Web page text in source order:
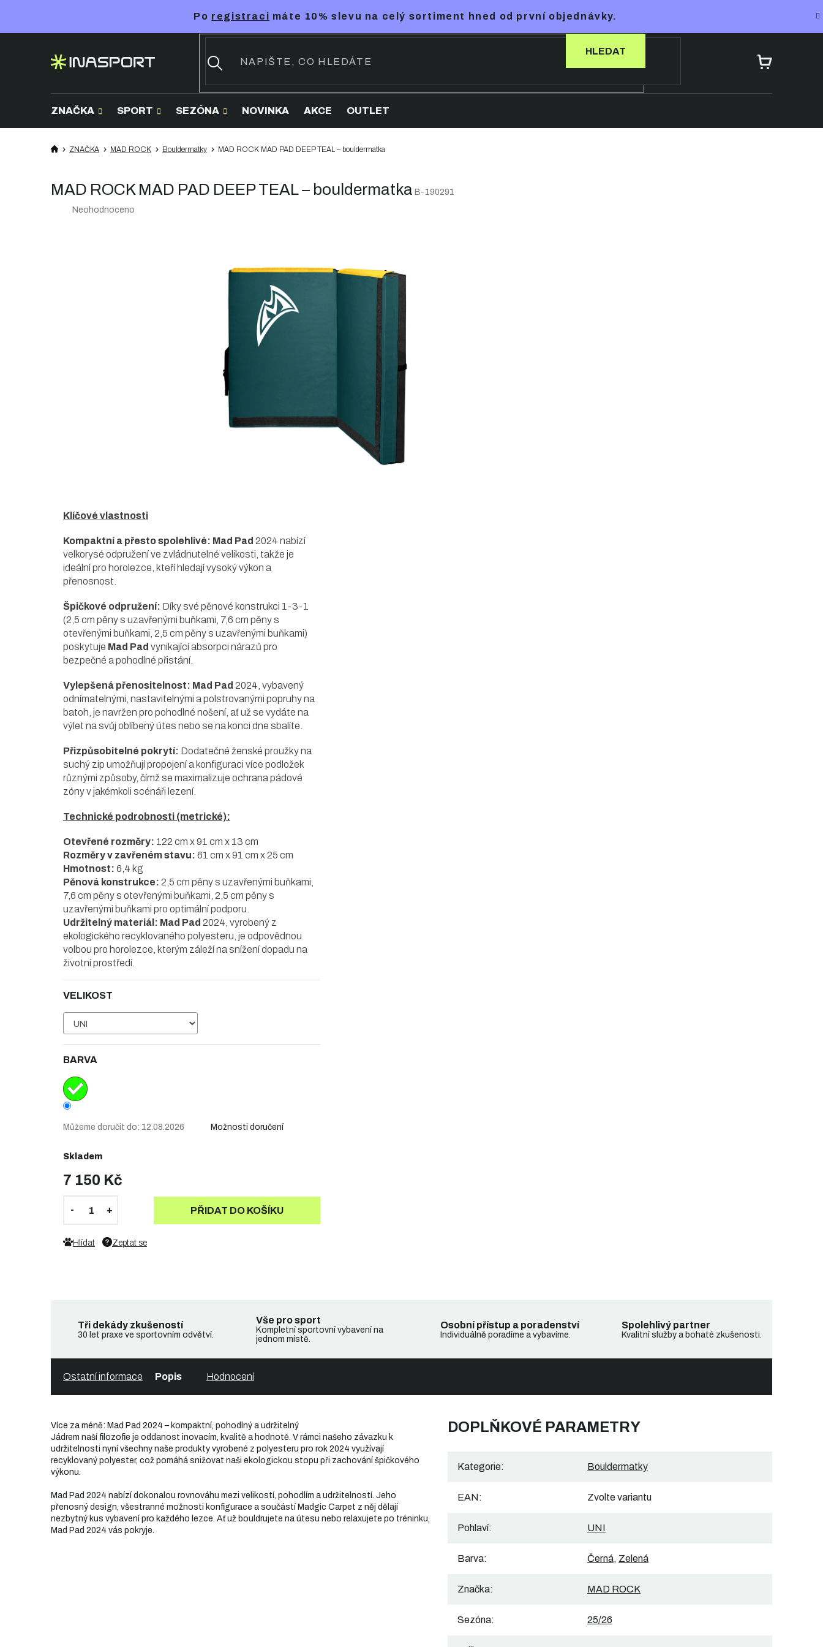
Po registraci máte 10% slevu na celý sortiment hned od první objednávky.
HLEDAT
NÁKUPNÍ
ZNAČKA SPORT SEZÓNA NOVINKA AKCE OUTLET
ZNAČKA MAD ROCK Bouldermatky MAD ROCK MAD PAD DEEP TEAL – bouldermatka
MAD ROCK MAD PAD DEEP TEAL – bouldermatka B-190291
Průměrné
Neohodnoceno
7 150 Kč
Skladem
VELIKOST
BARVA
Můžeme doručit do: 12.08.2026 Možnosti doručení
PŘIDAT DO KOŠÍKU
Klíčové vlastnosti
Kompaktní a přesto spolehlivé: Mad Pad 2024 nabízí
velkorysé odpružení ve zvládnutelné velikosti, takže je
ideální pro horolezce, kteří hledají vysoký výkon a
přenosnost.
Špičkové odpružení: Díky své pěnové konstrukci 1-3-1
(2,5 cm pěny s uzavřenými buňkami, 7,6 cm pěny s
otevřenými buňkami, 2,5 cm pěny s uzavřenými buňkami)
poskytuje Mad Pad vynikající absorpci nárazů pro
bezpečné a pohodlné přistání.
Vylepšená přenositelnost: Mad Pad 2024, vybavený
odnímatelnými, nastavitelnými a polstrovanými popruhy na
batoh, je navržen pro pohodlné nošení, ať už se vydáte na
výlet na svůj oblíbený útes nebo se na konci dne sbalíte.
Přizpůsobitelné pokrytí: Dodatečné ženské proužky na
suchý zip umožňují propojení a konfiguraci více podložek
různými způsoby, čímž se maximalizuje ochrana pádové
zóny v jakémkoli scénáři lezení.
Technické podrobnosti (metrické):
Otevřené rozměry: 122 cm x 91 cm x 13 cm
Rozměry v zavřeném stavu: 61 cm x 91 cm x 25 cm
Hmotnost: 6,4 kg
Pěnová konstrukce: 2,5 cm pěny s uzavřenými buňkami,
7,6 cm pěny s otevřenými buňkami, 2,5 cm pěny s
uzavřenými buňkami pro optimální podporu.
Udržitelný materiál: Mad Pad 2024, vyrobený z
ekologického recyklovaného polyesteru, je odpovědnou
volbou pro horolezce, kterým záleží na snížení dopadu na
životní prostředí.
Zeptat se
Hlídat
Tři dekády zkušeností
30 let praxe ve sportovním odvětví.
Vše pro sport
Kompletní sportovní vybavení na
jednom místě.
Osobní přístup a poradenství
Individuálně poradíme a vybavíme.
Spolehlivý partner
Kvalitní služby a bohaté zkušenosti.
Popis Hodnocení
Ostatní informace
Více za méně: Mad Pad 2024 – kompaktní, pohodlný a udržitelný
Jádrem naší filozofie je oddanost inovacím, kvalitě a hodnotě. V rámci našeho závazku k
udržitelnosti nyní všechny naše produkty vyrobené z polyesteru pro rok 2024 využívají
recyklovaný polyester, což pomáhá snižovat naši ekologickou stopu při zachování špičkového
výkonu.
Mad Pad 2024 nabízí dokonalou rovnováhu mezi velikostí, pohodlím a udržitelností. Jeho
přenosný design, všestranné možnosti konfigurace a součástí Madgic Carpet z něj dělají
nezbytný kus vybavení pro každého lezce. Ať už bouldrujete na útesu nebo relaxujete po tréninku,
Mad Pad 2024 vás pokryje.
DOPLŇKOVÉ PARAMETRY
Kategorie: Bouldermatky
EAN: Zvolte variantu
Pohlaví: UNI
Barva: Černá, Zelená
Značka: MAD ROCK
Sezóna: 25/26